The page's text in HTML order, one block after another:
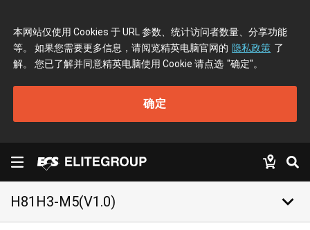
本网站仅使用 Cookies 于 URL 参数、统计访问者数量、分享功能
等。 如果您需要更多信息，请阅览精英电脑官网的 隐私政策 了
解。 您已了解并同意精英电脑使用 Cookie 请点选 "确定"。
确定
H81H3-M5(V1.0) keyboard_arrow_down